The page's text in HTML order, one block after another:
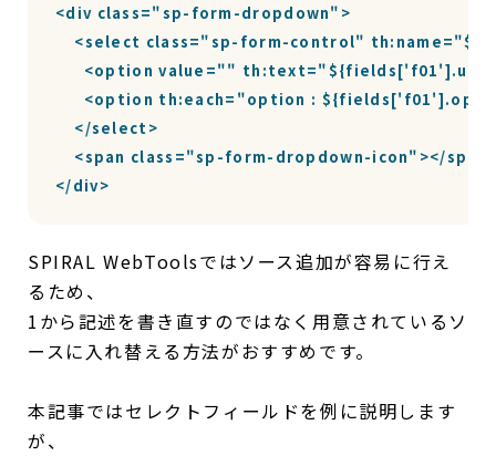
<div class="sp-form-dropdown">
<select class="sp-form-control"
<option value=""
<option th:each="option :
    </select>
<span class="sp-form-dropdown-icon"></
</div>
SPIRAL WebToolsではソース追加が容易に行え
るため、
1から記述を書き直すのではなく用意されているソ
ースに入れ替える方法がおすすめです。
本記事ではセレクトフィールドを例に説明します
が、